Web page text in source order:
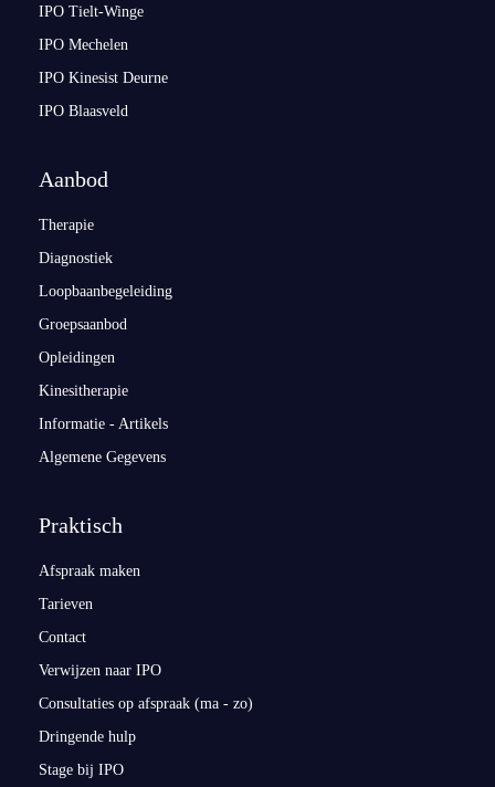
IPO Tielt-Winge
IPO Mechelen
IPO Kinesist Deurne
IPO Blaasveld
Aanbod
Therapie
Diagnostiek
Loopbaanbegeleiding
Groepsaanbod
Opleidingen
Kinesitherapie
Informatie - Artikels
Algemene Gegevens
Praktisch
Afspraak maken
Tarieven
Contact
Verwijzen naar IPO
Consultaties op afspraak (ma - zo)
Dringende hulp
Stage bij IPO